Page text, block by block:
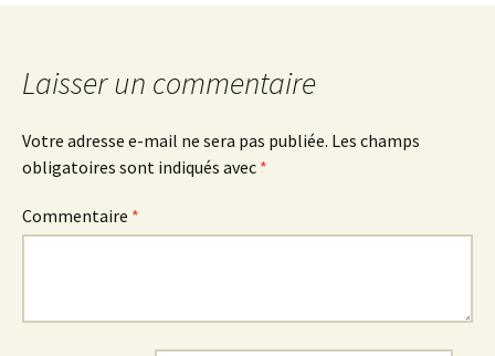
Laisser un commentaire
Votre adresse e-mail ne sera pas publiée. Les champs
obligatoires sont indiqués avec *
Commentaire *